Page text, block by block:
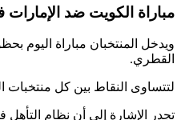
مباراة الكويت ضد الإمارات
القطري.
لتتساوى النقاط بين كل منتخبات
تجدر الإشارة إلى أن نظام التأهل